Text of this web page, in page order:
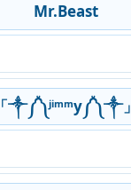
Mr.Beast
「༒༼༽ʲⁱᵐᵐy༼༽༒」